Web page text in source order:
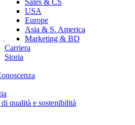
USA
Europe
Asia & S. America
Marketing & BD
Carriera
Storia
qualità e sostenibilità